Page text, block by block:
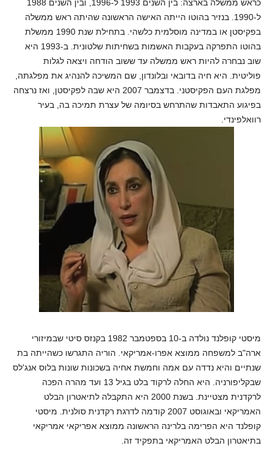
כראש ממשלה בארצה: בין השנים 1993 ל-1996, ובין השנים 1988
ל-1990. בנזיר בהוטו הייתה האישה הראשונה שהיתה ראש ממשלה
בפקיסטן או במדינה מוסלמית כלשהי. בתחילת שנת 1990 ממשלת
בהוטו התפרקה בעקבות האשמות בשחיתות שלטונית. ב-1993 היא
שוב נבחרה להיות ראש ממשלה עד ששוב הודחה ויצאה לגלות
פוליטית. היא חיה בדובאי ובלונדון, שם המשיכה להנהיג את מפלגתה,
מפלגת העם הפקיסטני. בדצמבר 2007 היא שבה לפקיסטן, ואז נרצחה
בפיגוע התאבדות שהתרחש בסיומה של עצרת תמיכה בה, בעיר
רוואלפינדי.
מיסטי קופלנד נולדה ב-10 בספטמבר 1982 בקנזס סיטי שבמיזורי
ארה"ב למשפחה ממוצא אפרו-אמריקאי. הוריה התגרשו כשהייתה בת
שנתיים והיא נדדה עם אמה וחמשת אחיה בשכונות שונות בלוס אנג'לס
שבקליפורניה. היא החלה לרקוד בלט בגיל 13 ועד מהרה הפכה
לרקדנית מצטיינת. בשנת 2000 היא התקבלה לתיאטרון הבלט
האמריקאי ובאוגוסט 2007 קודמה לדרגת רקדנית סולנית. מיסטי
קופלנד היא הפרימה בלרינה הראשונה ממוצא אפריקאי אמריקאי
בתיאטרון הבלט האמריקאי בתפקיד זה.